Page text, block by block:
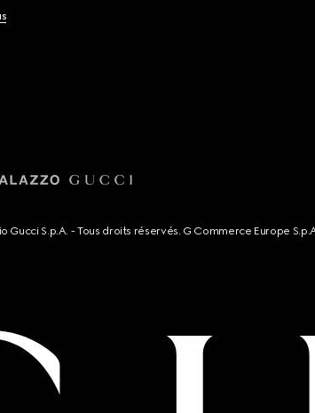
Gucci S.p.A. - Tous droits réservés. G Commerce Europe